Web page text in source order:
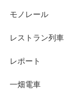
モノレール
レストラン列車
レポート
一畑電車